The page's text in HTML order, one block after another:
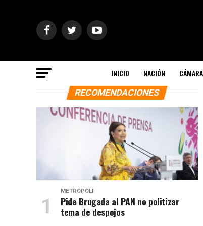
INICIO NACIÓN
RECOMENDACIONES
METRÓPOLI
Pide Brugada al PAN no politizar
tema de despojos